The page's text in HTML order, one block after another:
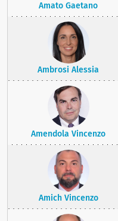
Amato Gaetano
Ambrosi Alessia
Amendola Vincenzo
Amich Vincenzo